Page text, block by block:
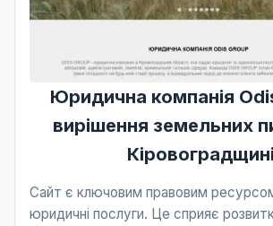
Юридична компанія
вирішення земельних
Кіровоградщині
Сайт є ключовим правовим
юридичні послуги. Це сприяє